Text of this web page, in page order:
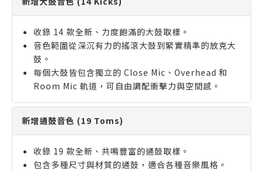
收錄 14 款全新、力度飽滿的大鼓取樣。
音色範圍從深沉有力的搖滾大鼓到緊實精準的放克大
鼓。
每個大鼓皆包含獨立的 Close Mic、Overhead 和
Room Mic 軌道，可自由調配衝擊力與空間感。
新增通鼓音色 (19 Toms)
收錄 19 款全新、共鳴豐富的通鼓取樣。
包含多種尺寸與材質的通鼓，適合各種音樂風格。